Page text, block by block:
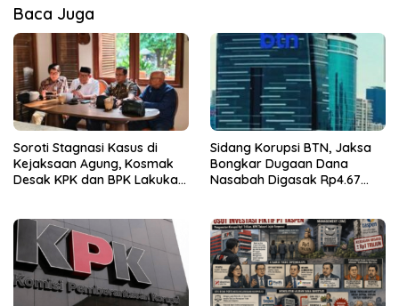
Baca Juga
Soroti Stagnasi Kasus di
Kejaksaan Agung, Kosmak
Desak KPK dan BPK Lakukan
Sidang Korupsi BTN, Jaksa
Bongkar Dugaan Dana
Nasabah Digasak Rp4.67